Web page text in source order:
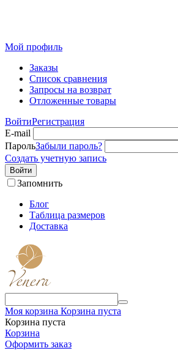
Мой профиль
Заказы
Список сравнения
Запросы на возврат
Отложенные товары
ВойтиРегистрация
E-mail
ПарольЗабыли пароль?
Создать учетную запись
Войти
Запомнить
Блог
Таблица размеров
Доставка
Моя корзина Корзина пуста
Корзина пуста
Корзина
Оформить заказ